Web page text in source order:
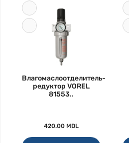
Влагомаслоотделитель-
редуктор VOREL
81553..
420.00 MDL